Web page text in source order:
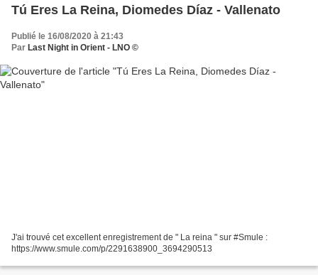
Tú Eres La Reina, Diomedes Díaz - Vallenato
Publié le 16/08/2020 à 21:43
Par Last Night in Orient - LNO ©
J'ai trouvé cet excellent enregistrement de " La reina " sur #Smule :
https://www.smule.com/p/2291638900_3694290513